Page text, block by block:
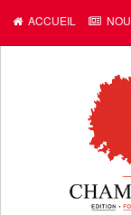
ACCUEIL